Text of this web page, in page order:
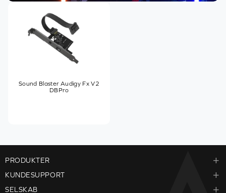
Sound Blaster Audigy Fx V2
DBPro
PRODUKTER
KUNDESUPPORT
SELSKAB